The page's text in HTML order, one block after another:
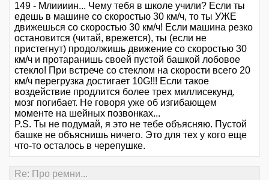
149 - Млиииин... Чему тебя в школе учили? Если ты
едешь в машине со скоростью 30 км/ч, то ты УЖЕ
движешься со скоростью 30 км/ч! Если машина резко
остановится (читай, врежется), ты (если не
пристегнут) продолжишь движение со скоростью 30
км/ч и протаранишь своей пустой башкой лобовое
стекло! При встрече со стеклом на скорости всего 20
км/ч перегрузка достигает 10G!!! Если такое
воздействие продлится более трех миллисекунд,
мозг погибает. Не говоря уже об изгибающем
моменте на шейных позвонках...
P.S. Ты не подумай, я это не тебе объясняю. Пустой
башке не объяснишь ничего. Это для тех у кого еще
что-то осталось в черепушке.
Re: Про ремни...